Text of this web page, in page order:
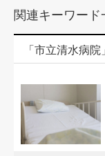
関連キーワード
「市立清水病